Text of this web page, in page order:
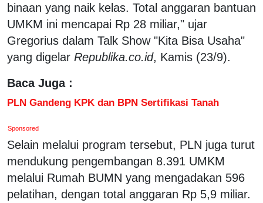
binaan yang naik kelas. Total anggaran bantuan
UMKM ini mencapai Rp 28 miliar," ujar
Gregorius dalam Talk Show "Kita Bisa Usaha"
yang digelar Republika.co.id, Kamis (23/9).
Baca Juga :
PLN Gandeng KPK dan BPN Sertifikasi Tanah
Sponsored
Selain melalui program tersebut, PLN juga turut
mendukung pengembangan 8.391 UMKM
melalui Rumah BUMN yang mengadakan 596
pelatihan, dengan total anggaran Rp 5,9 miliar.